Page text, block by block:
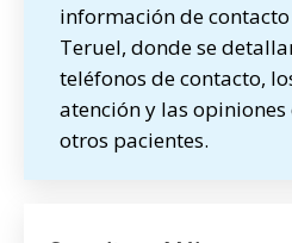
información de contacto
Teruel, donde se
teléfonos de contacto,
atención y las
otros pacientes.